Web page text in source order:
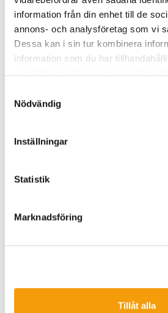
information från din enhet till de
annons- och analysföretag som vi
Dessa kan i sin tur kombinera
information som du har
Nödvändig
Inställningar
Statistik
Marknadsföring
Tillåt alla
Östersjöprojektet uppmanar